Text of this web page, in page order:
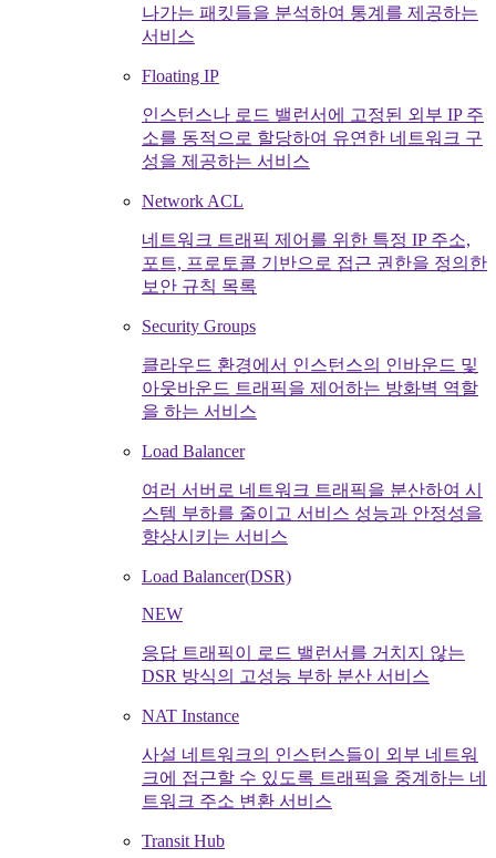
나가는 패킷들을 분석하여 통계를 제공하는
서비스
Floating IP
인스턴스나 로드 밸런서에 고정된 외부 IP 주
소를 동적으로 할당하여 유연한 네트워크 구
성을 제공하는 서비스
Network ACL
네트워크 트래픽 제어를 위한 특정 IP 주소,
포트, 프로토콜 기반으로 접근 권한을 정의한
보안 규칙 목록
Security Groups
클라우드 환경에서 인스턴스의 인바운드 및
아웃바운드 트래픽을 제어하는 방화벽 역할
을 하는 서비스
Load Balancer
여러 서버로 네트워크 트래픽을 분산하여 시
스템 부하를 줄이고 서비스 성능과 안정성을
향상시키는 서비스
Load Balancer(DSR)
NEW
응답 트래픽이 로드 밸런서를 거치지 않는
DSR 방식의 고성능 부하 분산 서비스
NAT Instance
사설 네트워크의 인스턴스들이 외부 네트워
크에 접근할 수 있도록 트래픽을 중계하는 네
트워크 주소 변환 서비스
Transit Hub